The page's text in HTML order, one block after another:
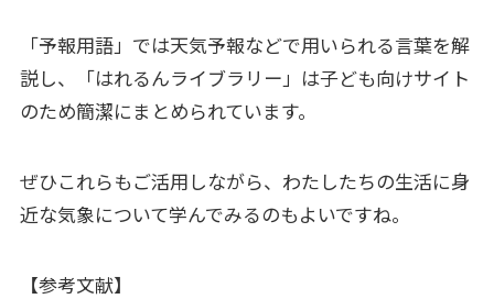
「予報用語」では天気予報などで用いられる言葉を解
説し、「はれるんライブラリー」は子ども向けサイト
のため簡潔にまとめられています。
ぜひこれらもご活用しながら、わたしたちの生活に身
近な気象について学んでみるのもよいですね。
【参考文献】